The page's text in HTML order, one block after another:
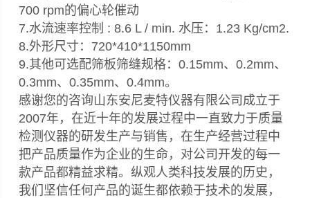
700 rpm的偏心轮催动
7.水流速率控制 : 8.6 L / min. 水压：1.23 Kg/cm2.
8.外形尺寸：720*410*1150mm
9.其他可选配筛板筛缝规格：0.15mm、0.2mm、
0.3mm、0.35mm、0.4mm。
感谢您的咨询山东安尼麦特仪器有限公司成立于
2007年，在近十年的发展过程中一直致力于质量
检测仪器的研发生产与销售，在生产经营过程中
把产品质量作为企业的生命，对公司开发的每一
款产品都精益求精。纵观人类科技发展的历史，
我们坚信任何产品的诞生都依赖于技术的发展，